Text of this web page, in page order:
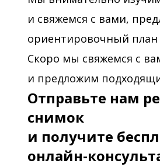
и свяжемся с вами,
ориентировочный план
Скоро мы свяжемся с
и предложим
Отправьте нам
снимок
и получите
онлайн-